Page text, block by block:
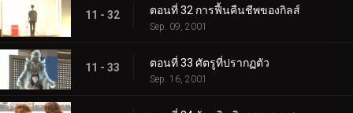
11 - 32 ตอนที่ 32 การฟื้นคืนชีพของกิลส์
Sep. 09, 2001
11 - 33 ตอนที่ 33 ศัตรูที่ปรากฏตัว
Sep. 16, 2001